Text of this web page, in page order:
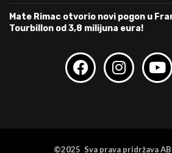
Mate Rimac otvorio novi pogon u
Tourbillon od 3,8 milijuna eura!
©2025 Sva prava pridržava